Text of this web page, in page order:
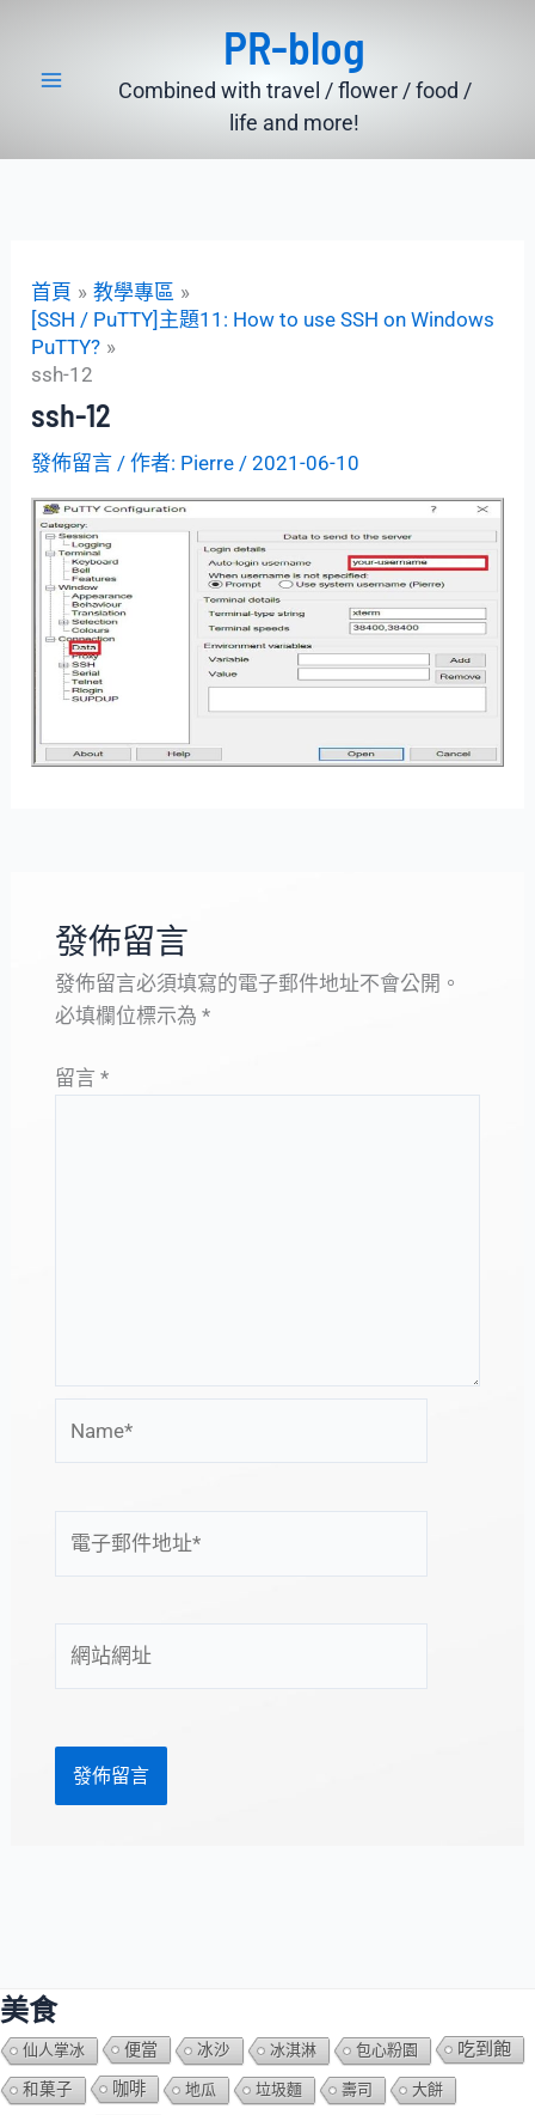
PR-blog
Combined with travel / flower / food /
life and more!
首頁
教學專區
[SSH / PuTTY]主題11: How to use SSH on Windows
PuTTY?
ssh-12
ssh-12
發佈留言 / 作者: Pierre /2021-06-10
發佈留言
發佈留言必須填寫的電子郵件地址不會公開。
必填欄位標示為 *
留言 *
子
地
站
美食
仙人掌冰 便當 冰沙 冰淇淋 包心粉園 吃到飽
和菓子 咖啡 地瓜 垃圾麵 壽司 大餅